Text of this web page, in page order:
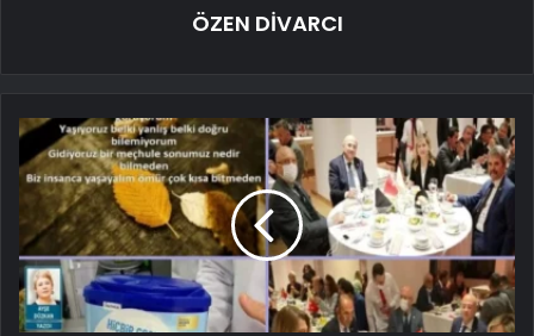
ÖZEN DİVARCI